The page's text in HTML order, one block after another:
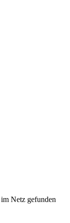
Netz gefunden